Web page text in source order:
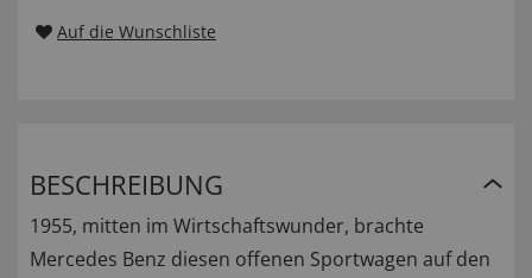
Auf die Wunschliste
BESCHREIBUNG
1955, mitten im Wirtschaftswunder, brachte
Mercedes Benz diesen offenen Sportwagen auf den